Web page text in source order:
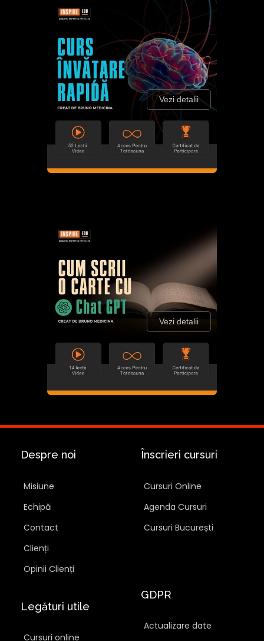
Vezi detalii
Vezi detalii
Despre noi
Misiune
Echipă
Contact
Clienți
Opinii Clienți
Înscrieri cursuri
Cursuri Online
Agenda Cursuri
Cursuri București
Legături utile
Cursuri online
GDPR
Actualizare date